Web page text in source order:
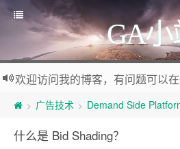
GA小
> 广告技术 > Demand Side
什么是 Bid Shading？